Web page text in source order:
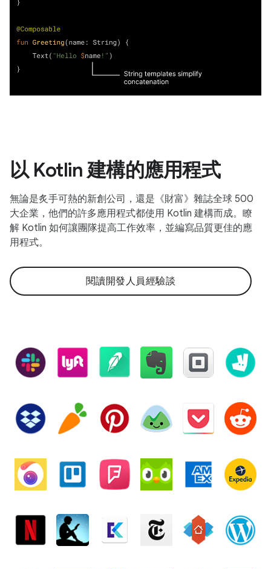
以 Kotlin 建構的應用程式
無論是炙手可熱的新創公司，還是《財富》雜誌全球 500
大企業，他們的許多應用程式都使用 Kotlin 建構而成。瞭
解 Kotlin 如何讓團隊提高工作效率，並編寫品質更佳的應
用程式。
閱讀開發人員經驗談